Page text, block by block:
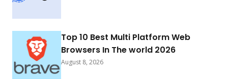
Top 10 Best Multi Platform Web
Browsers In The world 2026
August 8, 2026